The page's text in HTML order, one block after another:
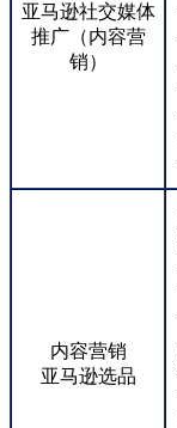
亚马逊社交媒体
推广（内容营
销）
内容营销
亚马逊选品